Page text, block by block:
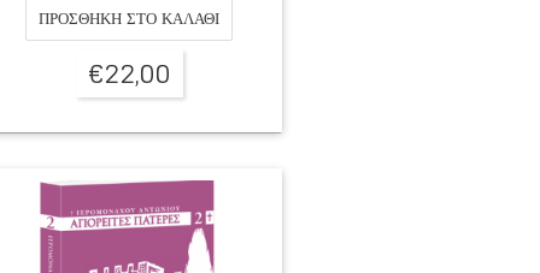
ΠΡΟΣΘΉΚΗ ΣΤΟ ΚΑΛΆΘΙ
€22,00